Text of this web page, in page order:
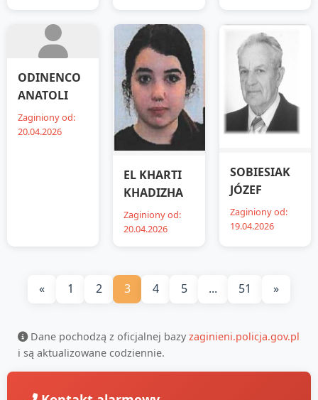
ODINENCO
ANATOLI
Zaginiony od:
20.04.2026
EL KHARTI
KHADIZHA
Zaginiony od:
20.04.2026
SOBIESIAK
JÓZEF
Zaginiony od:
19.04.2026
« 1 2 3 4 5 ... 51 »
Dane pochodzą z oficjalnej bazy zaginieni.policja.gov.pl
i są aktualizowane codziennie.